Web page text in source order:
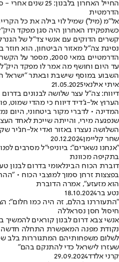
החייל האחרון בלבנון:
הדרמטית
אל"מ (מיל') שמיל לוי בילה את כל
כשתפקידו האחרון היה סגן מפקד
קשרים הדוקים עם אנשי צד"ל של
נסיגת צה"ל מאזור הביטחון, הוא חוזר
הדרמטיים במאי 2000,
עד היום וחושף מה אמר לו מפקד
השבוע במוסף שישבת ובאתר "ישראל
איתי אילנאי21.05.2025
דיווח: צה"ל עצר שלושה לבנונים
הערוץ אל-ג'דיד דיווח כי מהדי שמוט,
שנפגעה מירי, והייתה שייכת לאחד
השלושה נעצרו באזור ואדי אל-חג'יר
שחר קליימן20.12.2024
"אנחנו נשארים": ביוניפי"ל מסרבים
בתקיפה מכוונת
דוברת הכוח הבינלאומי בדרום לבנון
בפצצות זרחן סמוך למוצבי הכוח •
הוא מזעזע", אמרה הדוברת
נטע בר18.10.2024
"התעוררנו בהלם, זה היה כמו חלום":
חיסול חסן נסראללה
אנשי צבא דרום לבנון קוראים להמשיך
נקודת מפנה המאפשרת התחלה חדשה
לשלום משפחותיהם המתגוררות בלב
שעזרו לישראל כדי להתנקם בהם"
קרני אלדד29.09.2024